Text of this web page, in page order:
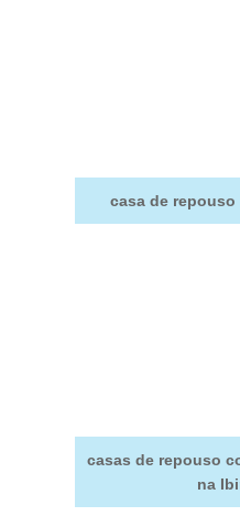
casa de
casas de repouso
na